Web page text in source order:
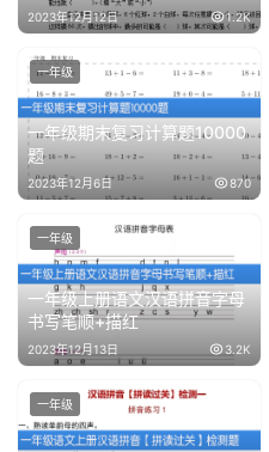
2023年12月12日 1.2K
一年级期末复习计算题10000
题
2023年12月6日 870
一年级
一年级上册语文汉语拼音字母
书写笔顺+描红
2023年12月13日 3.2K
一年级
一年级